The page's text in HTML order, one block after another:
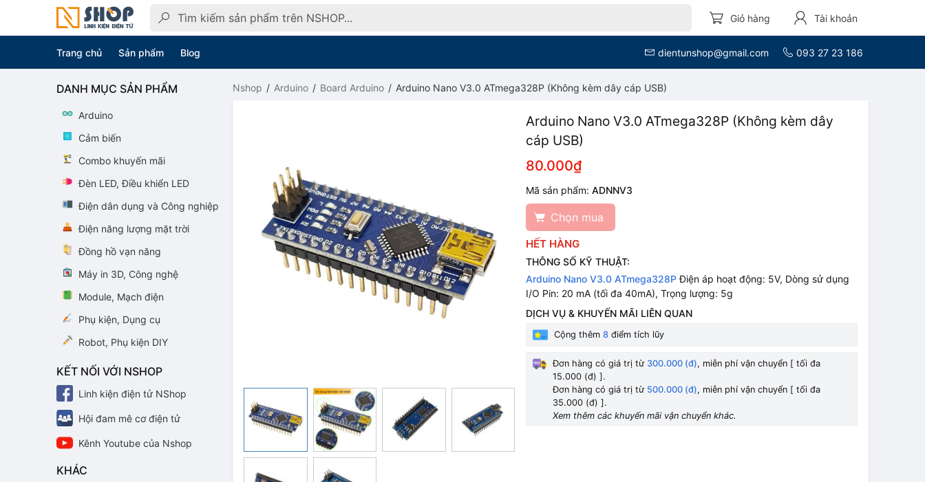
Giỏ hàng Tài khoản
Trang chủ Sản phẩm Blog dientunshop@gmail.com 093 27 23 186
Nshop Arduino Board Arduino Arduino Nano V3.0 ATmega328P (Không kèm dây cáp USB)
Arduino Nano V3.0 ATmega328P (Không kèm dây
cáp USB)
80.000₫
Mã sản phẩm:ADNNV3
Chọn mua
HẾT HÀNG
THÔNG SỐ KỸ THUẬT:
Arduino Nano V3.0 ATmega328PĐiện áp hoạt động: 5V, Dòng sử dụng
I/O Pin: 20 mA (tối đa 40mA), Trọng lượng: 5g
DỊCH VỤ & KHUYẾN MÃI LIÊN QUAN
Cộng thêm8 điểm tích lũy
Đơn hàng có giá trị từ 300.000 (đ), miễn phí vận chuyển [ tối đa
15.000 (đ) ].
Đơn hàng có giá trị từ 500.000 (đ), miễn phí vận chuyển [ tối đa
35.000 (đ) ].
Xem thêm các khuyến mãi vận chuyển khác.
DANH MỤC SẢN PHẨM
Arduino
Cảm biến
Combo khuyến mãi
Đèn LED, Điều khiển LED
Điện dân dụng và Công nghiệp
Điện năng lượng mặt trời
Đồng hồ vạn năng
Máy in 3D, Công nghệ
Module, Mạch điện
Phụ kiện, Dụng cụ
Robot, Phụ kiện DIY
KẾT NỐI VỚI NSHOP
Linh kiện điện tử NShop
Hội đam mê cơ điện tử
Kênh Youtube của Nshop
KHÁC